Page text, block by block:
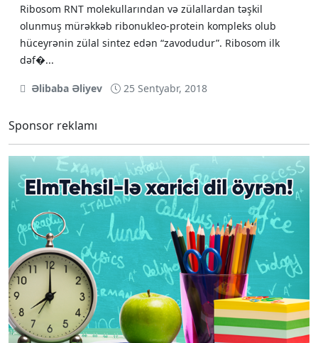
Ribosom RNT molekullarından və zülallardan təşkil
olunmuş mürəkkəb ribonukleo-protein kompleks olub
hüceyrənin zülal sintez edən “zavodudur”. Ribosom ilk
dəf�...
Əlibaba Əliyev 25 Sentyabr, 2018
Sponsor reklamı